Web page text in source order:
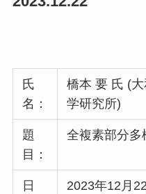
氏
名：
橋本 要 氏 (
学研究所)
題
目：
全複素部分多
日
2023年12月